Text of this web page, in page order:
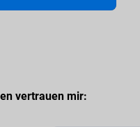
vertrauen mir: